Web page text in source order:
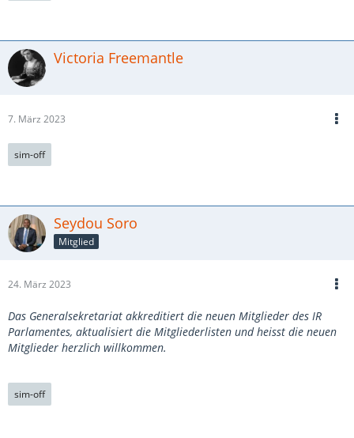
Victoria Freemantle
7. März 2023
sim-off
Seydou Soro
Mitglied
24. März 2023
Das Generalsekretariat akkreditiert die neuen Mitglieder des IR
Parlamentes, aktualisiert die Mitgliederlisten und heisst die neuen
Mitglieder herzlich willkommen.
sim-off